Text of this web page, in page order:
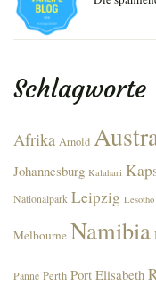
Schlagworte
Afrika Arnold
Johannesburg Kalahari
Nationalpark Leipzig Lesotho
Melbourne Namibia
Panne Perth Port Elisabeth